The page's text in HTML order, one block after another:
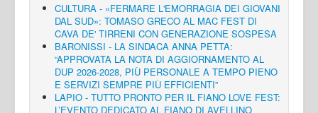
CULTURA - «FERMARE L'EMORRAGIA DEI GIOVANI
DAL SUD»: TOMASO GRECO AL MAC FEST DI
CAVA DE' TIRRENI CON GENERAZIONE SOSPESA
BARONISSI - LA SINDACA ANNA PETTA:
“APPROVATA LA NOTA DI AGGIORNAMENTO AL
DUP 2026-2028, PIÙ PERSONALE A TEMPO PIENO
E SERVIZI SEMPRE PIÙ EFFICIENTI”
LAPIO - TUTTO PRONTO PER IL FIANO LOVE FEST:
L’EVENTO DEDICATO AL FIANO DI AVELLINO